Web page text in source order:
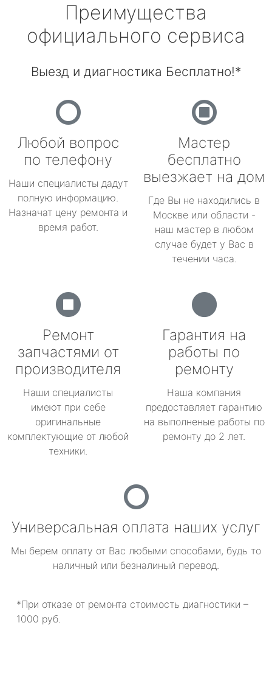
Преимущества
официального сервиса
Выезд и диагностика Бесплатно!*
Любой вопрос
по телефону
Наши специалисты дадут
полную информацию.
Назначат цену ремонта и
время работ.
Мастер
бесплатно
выезжает на дом
Где Вы не находились в
Москве или области -
наш мастер в любом
случае будет у Вас в
течении часа.
Ремонт
запчастями от
производителя
Наши специалисты
имеют при себе
оригинальные
комплектующие от любой
техники.
Гарантия на
работы по
ремонту
Наша компания
предоставляет гарантию
на выполненые работы по
ремонту до 2 лет.
Универсальная оплата наших услуг
Мы берем оплату от Вас любыми способами, будь то
наличный или безналиный перевод.
*При отказе от ремонта стоимость диагностики –
1000 руб.